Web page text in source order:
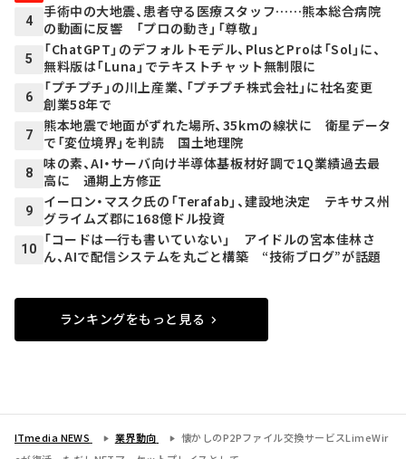
4
手術中の大地震、患者守る医療スタッフ……熊本総合病院
の動画に反響 「プロの動き」「尊敬」
5
「ChatGPT」のデフォルトモデル、PlusとProは「Sol」に、
無料版は「Luna」でテキストチャット無制限に
6
「プチプチ」の川上産業、「プチプチ株式会社」に社名変更
創業58年で
7
熊本地震で地面がずれた場所、35kmの線状に 衛星データ
で「変位境界」を判読 国土地理院
8
味の素、AI・サーバ向け半導体基板材好調で1Q業績過去最
高に 通期上方修正
9
イーロン・マスク氏の「Terafab」、建設地決定 テキサス州
グライムズ郡に168億ドル投資
10
「コードは一行も書いていない」 アイドルの宮本佳林さ
ん、AIで配信システムを丸ごと構築 “技術ブログ”が話題
ランキングをもっと見る
ITmedia NEWS 業界動向
懐かしのP2Pファイル交換サービスLimeWir